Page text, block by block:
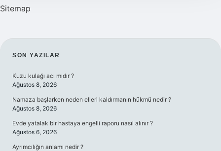
Sitemap
SIDEBAR
SON YAZILAR
Kuzu kulağı acı mıdır ?
Ağustos 8, 2026
Namaza başlarken neden elleri kaldırmanın hükmü nedir ?
Ağustos 8, 2026
Evde yatalak bir hastaya engelli raporu nasıl alınır ?
Ağustos 6, 2026
Ayrımcılığın anlamı nedir ?